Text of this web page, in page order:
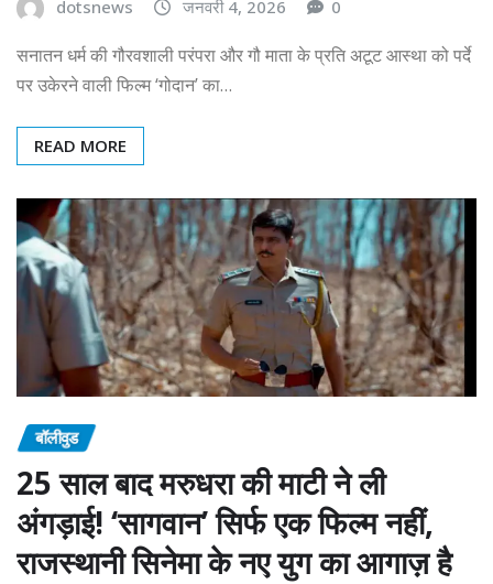
dotsnews जनवरी 4, 2026 0
सनातन धर्म की गौरवशाली परंपरा और गौ माता के प्रति अटूट आस्था को पर्दे
पर उकेरने वाली फिल्म ‘गोदान’ का…
READ MORE
बॉलीवुड
25 साल बाद मरुधरा की माटी ने ली
अंगड़ाई! ‘सागवान’ सिर्फ एक फिल्म नहीं,
राजस्थानी सिनेमा के नए युग का आगाज़ है